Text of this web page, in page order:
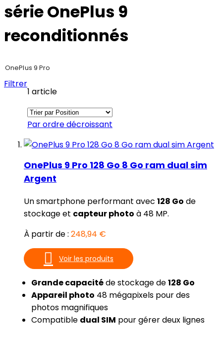
série OnePlus 9
reconditionnés
OnePlus 9 Pro
Filtrer
1 article
Par ordre décroissant
OnePlus 9 Pro 128 Go 8 Go ram dual sim
Argent
Un smartphone performant avec 128 Go de
stockage et capteur photo à 48 MP.
À partir de : 248,94 €
Voir les produits
Grande capacitéde stockage de128 Go
Appareil photo 48 mégapixels pour des
photos magnifiques
Compatible dual SIM pour gérer deux lignes